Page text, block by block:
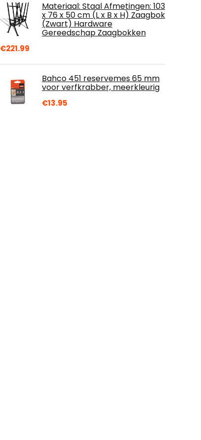
Materiaal: Staal Afmetingen: 103
x 76 x 50 cm (L x B x H) Zaagbok
(Zwart) Hardware
Gereedschap Zaagbokken
€221.99
Bahco 451 reservemes 65 mm
voor verfkrabber, meerkleurig
€13.95